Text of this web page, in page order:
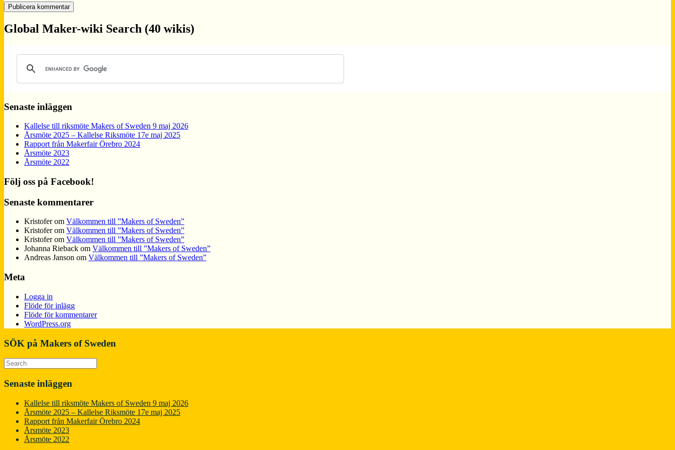
Global Maker-wiki Search (40 wikis)
Senaste inläggen
Kallelse till riksmöte Makers of Sweden 9 maj 2026
Årsmöte 2025 – Kallelse Riksmöte 17e maj 2025
Rapport från Makerfair Örebro 2024
Årsmöte 2023
Årsmöte 2022
Följ oss på Facebook!
Senaste kommentarer
Kristoferom Välkommen till ”Makers of Sweden”
Kristoferom Välkommen till ”Makers of Sweden”
Kristoferom Välkommen till ”Makers of Sweden”
Johanna Rieback om Välkommen till ”Makers of Sweden”
Andreas Janson om Välkommen till ”Makers of Sweden”
Meta
Logga in
Flöde för inlägg
Flöde för kommentarer
WordPress.org
SÖK på Makers of Sweden
Senaste inläggen
Kallelse till riksmöte Makers of Sweden 9 maj 2026
Årsmöte 2025 – Kallelse Riksmöte 17e maj 2025
Rapport från Makerfair Örebro 2024
Årsmöte 2023
Årsmöte 2022